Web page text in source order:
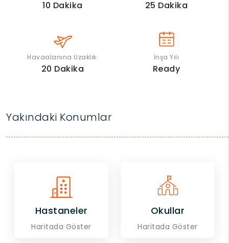
10 Dakika 25 Dakika
Havaalanına Uzaklık:
20 Dakika
İnşa Yılı
Ready
Yakındaki Konumlar
Hastaneler
Haritada Göster
Okullar
Haritada Göster